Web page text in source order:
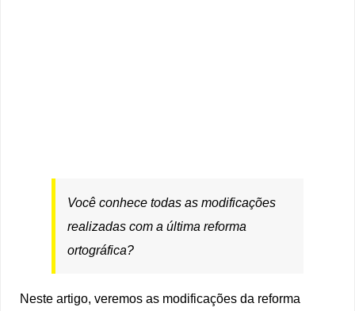
Você conhece todas as modificações
realizadas com a última reforma
ortográfica?
Neste artigo, veremos as modificações da reforma